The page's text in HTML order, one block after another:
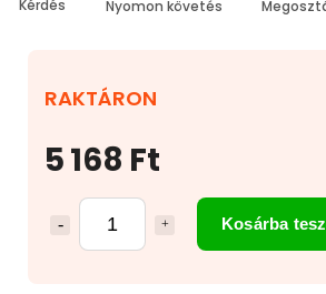
5 168 Ft
Kosárba
RAKTÁRON
Kérdés Nyomon követés